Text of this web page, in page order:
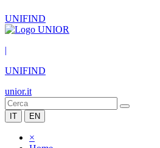
UNIFIND
|
UNIFIND
unior.it
IT EN
×